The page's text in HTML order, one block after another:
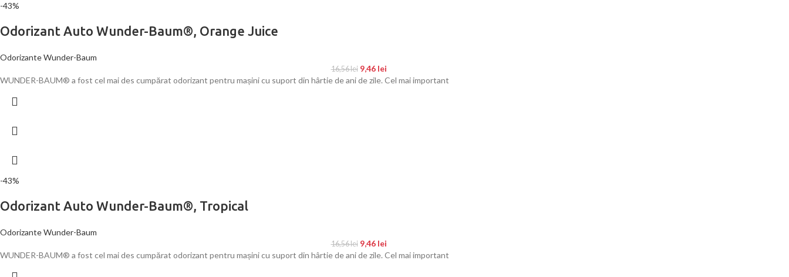
-43%
Odorizant Auto Wunder-Baum®, Orange Juice
Odorizante Wunder-Baum
16,56lei 9,46 lei
WUNDER-BAUM® a fost cel mai des cumpărat odorizant pentru mașini cu suport din hârtie de ani de zile. Cel mai important
-43%
Odorizant Auto Wunder-Baum®, Tropical
Odorizante Wunder-Baum
16,56lei 9,46 lei
WUNDER-BAUM® a fost cel mai des cumpărat odorizant pentru mașini cu suport din hârtie de ani de zile. Cel mai important